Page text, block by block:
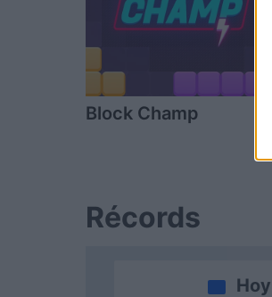
Block Champ
Récords
Hoy